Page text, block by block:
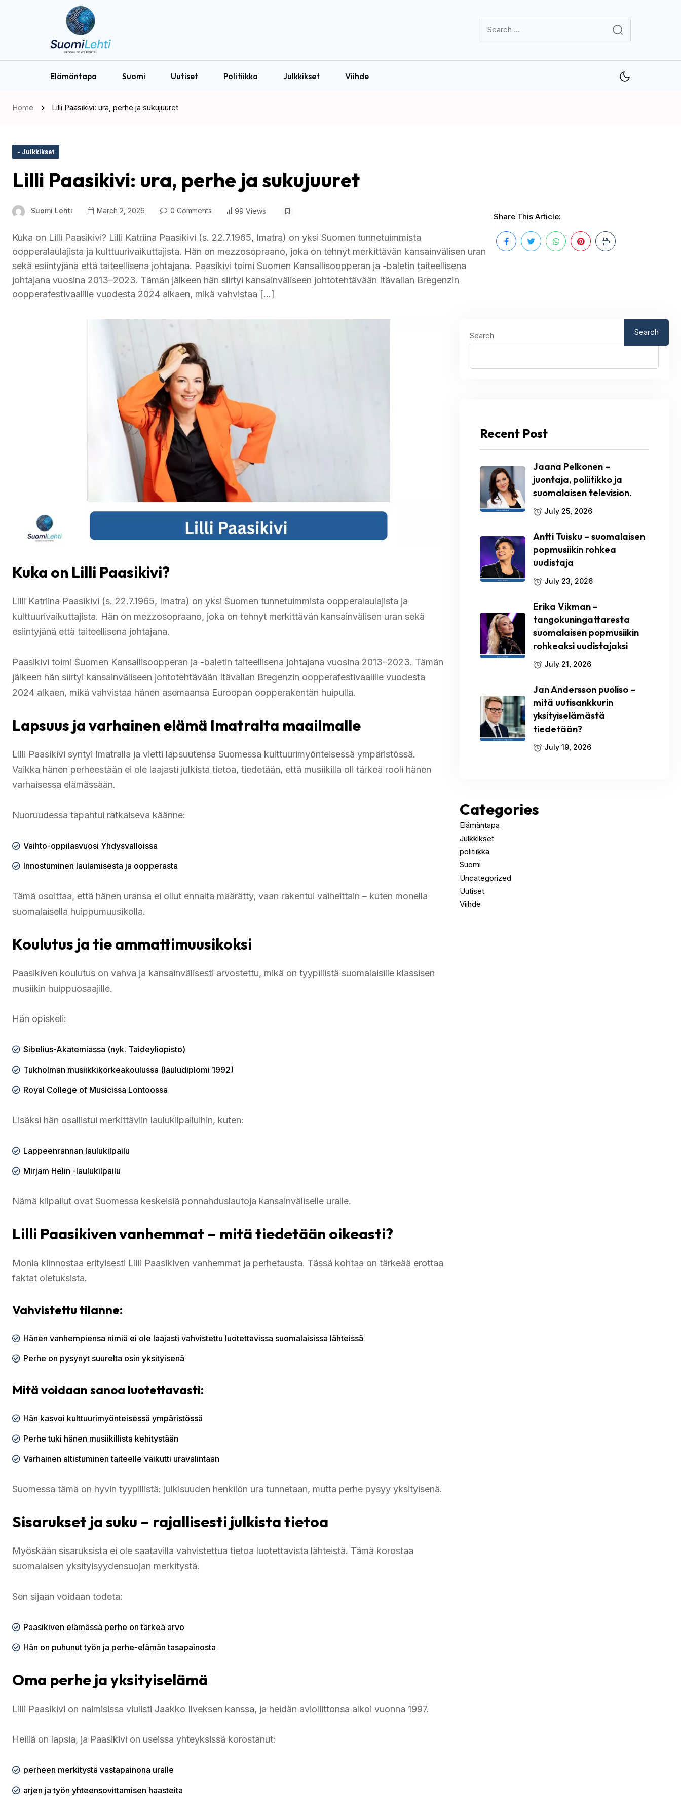
Elämäntapa Suomi Uutiset Politiikka Julkkikset Viihde
Home Lilli Paasikivi: ura, perhe ja sukujuuret
- Julkkikset
Lilli Paasikivi: ura, perhe ja sukujuuret
Suomi Lehti March 2, 2026 0 Comments 99 Views
Kuka on Lilli Paasikivi? Lilli Katriina Paasikivi (s. 22.7.1965, Imatra) on yksi Suomen tunnetuimmista
oopperalaulajista ja kulttuurivaikuttajista. Hän on mezzosopraano, joka on tehnyt merkittävän kansainvälisen uran
sekä esiintyjänä että taiteellisena johtajana. Paasikivi toimi Suomen Kansallisoopperan ja -baletin taiteellisena
johtajana vuosina 2013–2023. Tämän jälkeen hän siirtyi kansainväliseen johtotehtävään Itävallan Bregenzin
oopperafestivaalille vuodesta 2024 alkaen, mikä vahvistaa […]
Share This Article:
Kuka on Lilli Paasikivi?
Lilli Katriina Paasikivi (s. 22.7.1965, Imatra) on yksi Suomen tunnetuimmista oopperalaulajista ja
kulttuurivaikuttajista. Hän on mezzosopraano, joka on tehnyt merkittävän kansainvälisen uran sekä
esiintyjänä että taiteellisena johtajana.
Paasikivi toimi Suomen Kansallisoopperan ja -baletin taiteellisena johtajana vuosina 2013–2023. Tämän
jälkeen hän siirtyi kansainväliseen johtotehtävään Itävallan Bregenzin oopperafestivaalille vuodesta
2024 alkaen, mikä vahvistaa hänen asemaansa Euroopan oopperakentän huipulla.
Lapsuus ja varhainen elämä Imatralta maailmalle
Lilli Paasikivi syntyi Imatralla ja vietti lapsuutensa Suomessa kulttuurimyönteisessä ympäristössä.
Vaikka hänen perheestään ei ole laajasti julkista tietoa, tiedetään, että musiikilla oli tärkeä rooli hänen
varhaisessa elämässään.
Nuoruudessa tapahtui ratkaiseva käänne:
Vaihto-oppilasvuosi Yhdysvalloissa
Innostuminen laulamisesta ja oopperasta
Tämä osoittaa, että hänen uransa ei ollut ennalta määrätty, vaan rakentui vaiheittain – kuten monella
suomalaisella huippumuusikolla.
Koulutus ja tie ammattimuusikoksi
Paasikiven koulutus on vahva ja kansainvälisesti arvostettu, mikä on tyypillistä suomalaisille klassisen
musiikin huippuosaajille.
Hän opiskeli:
Sibelius-Akatemiassa (nyk. Taideyliopisto)
Tukholman musiikkikorkeakoulussa (lauludiplomi 1992)
Royal College of Musicissa Lontoossa
Lisäksi hän osallistui merkittäviin laulukilpailuihin, kuten:
Lappeenrannan laulukilpailu
Mirjam Helin -laulukilpailu
Nämä kilpailut ovat Suomessa keskeisiä ponnahduslautoja kansainväliselle uralle.
Lilli Paasikiven vanhemmat – mitä tiedetään oikeasti?
Monia kiinnostaa erityisesti Lilli Paasikiven vanhemmat ja perhetausta. Tässä kohtaa on tärkeää erottaa
faktat oletuksista.
Vahvistettu tilanne:
Hänen vanhempiensa nimiä ei ole laajasti vahvistettu luotettavissa suomalaisissa lähteissä
Perhe on pysynyt suurelta osin yksityisenä
Mitä voidaan sanoa luotettavasti:
Hän kasvoi kulttuurimyönteisessä ympäristössä
Perhe tuki hänen musiikillista kehitystään
Varhainen altistuminen taiteelle vaikutti uravalintaan
Suomessa tämä on hyvin tyypillistä: julkisuuden henkilön ura tunnetaan, mutta perhe pysyy yksityisenä.
Sisarukset ja suku – rajallisesti julkista tietoa
Myöskään sisaruksista ei ole saatavilla vahvistettua tietoa luotettavista lähteistä. Tämä korostaa
suomalaisen yksityisyydensuojan merkitystä.
Sen sijaan voidaan todeta:
Paasikiven elämässä perhe on tärkeä arvo
Hän on puhunut työn ja perhe-elämän tasapainosta
Oma perhe ja yksityiselämä
Lilli Paasikivi on naimisissa viulisti Jaakko Ilveksen kanssa, ja heidän avioliittonsa alkoi vuonna 1997.
Heillä on lapsia, ja Paasikivi on useissa yhteyksissä korostanut:
perheen merkitystä vastapainona uralle
arjen ja työn yhteensovittamisen haasteita
Search Search
Recent Post
Jaana Pelkonen –
juontaja, poliitikko ja
suomalaisen television.
July 25, 2026
Antti Tuisku – suomalaisen
popmusiikin rohkea
uudistaja
July 23, 2026
Erika Vikman –
tangokuningattaresta
suomalaisen popmusiikin
rohkeaksi uudistajaksi
July 21, 2026
Jan Andersson puoliso –
mitä uutisankkurin
yksityiselämästä
tiedetään?
July 19, 2026
Categories
Elämäntapa
Julkkikset
politiikka
Suomi
Uncategorized
Uutiset
Viihde